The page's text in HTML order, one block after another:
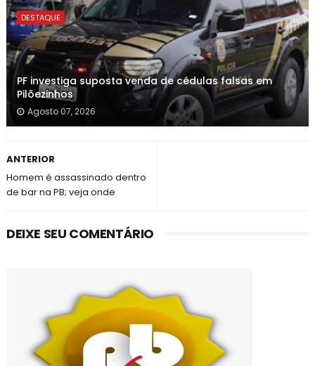
DESTAQUE
PF investiga suposta venda de cédulas falsas em
Pilõezinhos
Agosto 07, 2026
ANTERIOR
Homem é assassinado dentro
de bar na PB; veja onde
DEIXE SEU COMENTÁRIO